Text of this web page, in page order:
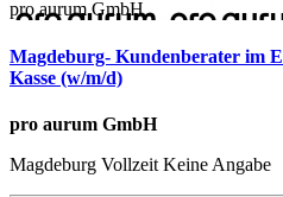
pro aurum GmbH
Magdeburg- Kundenberater im
Kasse (w/m/d)
pro aurum GmbH
Magdeburg Vollzeit Keine Angabe